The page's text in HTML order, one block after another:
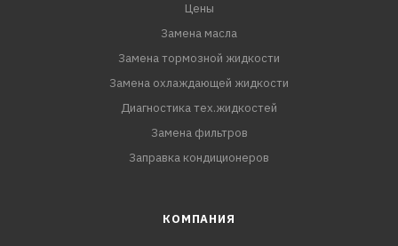
Цены
Замена масла
Замена тормозной жидкости
Замена охлаждающей жидкости
Диагностика тех.жидкостей
Замена фильтров
Заправка кондиционеров
КОМПАНИЯ